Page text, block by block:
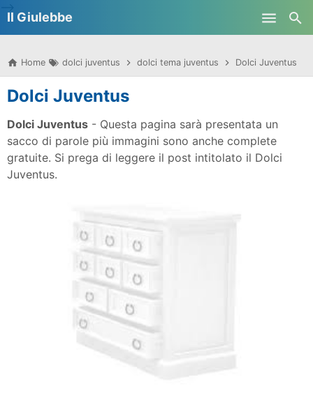
Il Giulebbe
Home dolci juventus dolci tema juventus Dolci Juventus
Dolci Juventus
Dolci Juventus - Questa pagina sarà presentata un
sacco di parole più immagini sono anche complete
gratuite. Si prega di leggere il post intitolato il Dolci
Juventus.